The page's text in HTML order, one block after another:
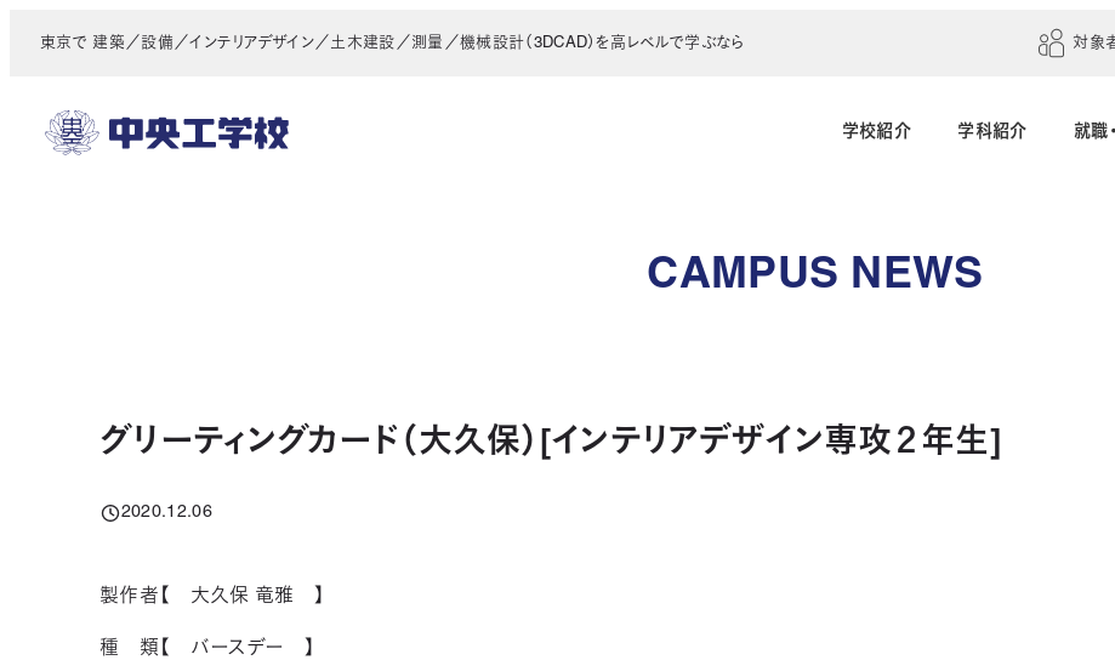
東京で 建築／設備／インテリアデザイン／土木建設／測量／機械設計（3DCAD）を高レベルで学ぶなら 対象
学校紹介 学科紹介
建築室内設計科（2年制） 建築科（2年制・夜間）
土木建設科（2年制） 測量科（1年制）
就職
CAMPUS NEWS
グリーティングカード（大久保）[インテリアデザイン専攻２年生]
投稿日
2020.12.06
製作者【 大久保 竜雅 】
種 類【 バースデー 】